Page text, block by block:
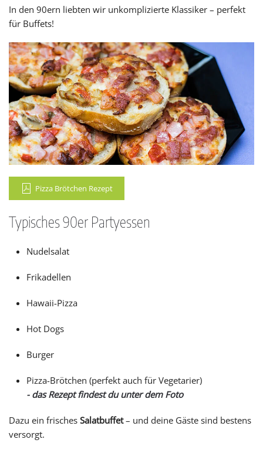
In den 90ern liebten wir unkomplizierte Klassiker – perfekt
für Buffets!
Pizza Brötchen Rezept
Typisches 90er Partyessen
Nudelsalat
Frikadellen
Hawaii-Pizza
Hot Dogs
Burger
Pizza-Brötchen (perfekt auch für Vegetarier)
- das Rezept findest du unter dem Foto
Dazu ein frisches Salatbuffet– und deine Gäste sind bestens
versorgt.